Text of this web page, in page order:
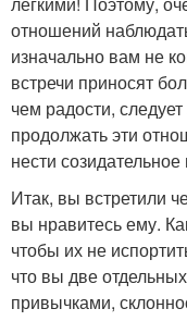
отношений
изначально вам не
встречи приносят
чем радости,
продолжать эти
нести
Итак, вы встретили
вы нравитесь ему.
чтобы их не
что вы две
привычками,